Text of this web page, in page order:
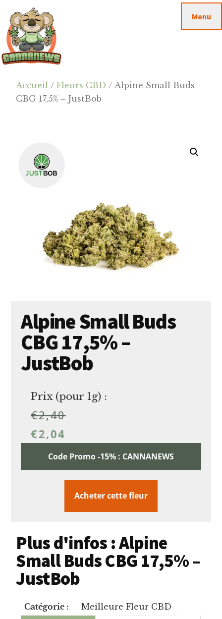
contenu
principal
barre
latérale
principale
footer
Cannanews.fr
Menu
Accueil /Fleurs CBD / Alpine Small Buds
CBG 17,5% – JustBob
Alpine Small Buds
CBG 17,5% –
JustBob
Prix (pour 1g) :
€2,40
€2,04
Code Promo -15% : CANNANEWS
Acheter cette fleur
Plus d'infos : Alpine
Small Buds CBG 17,5% –
JustBob
Catégorie :
Meilleure Fleur CBD